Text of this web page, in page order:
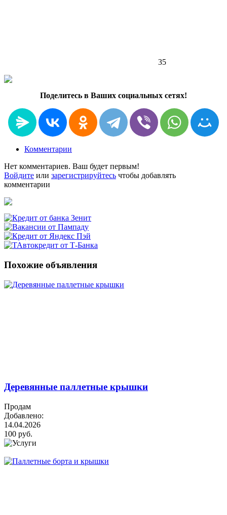
35
Поделитесь в Ваших социальных сетях!
Комментарии
Нет комментариев. Ваш будет первым!
Войдите или зарегистрируйтесь чтобы добавлять
комментарии
Похожие объявления
Деревянные паллетные крышки
Продам
Добавлено:
14.04.2026
100 руб.